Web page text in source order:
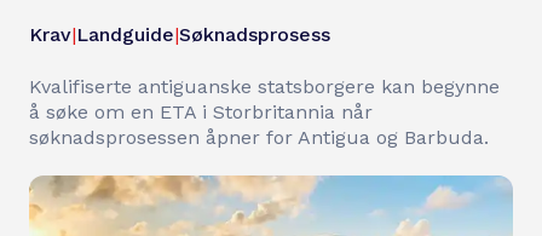
Krav|Landguide|Søknadsprosess
Kvalifiserte antiguanske statsborgere kan begynne
å søke om en ETA i Storbritannia når
søknadsprosessen åpner for Antigua og Barbuda.